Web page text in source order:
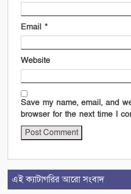
Email *
Website
Save my name, email, and
browser for the next time I
এই ক্যাটাগরির আরো সংবাদ